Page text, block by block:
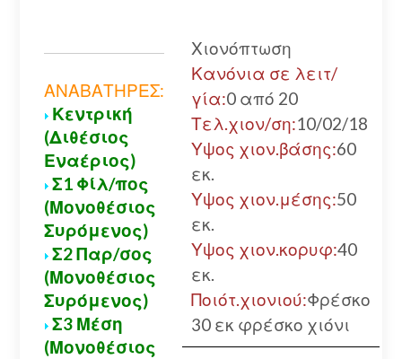
ΑΝΑΒΑΤΗΡΕΣ:
Κεντρική
(Διθέσιος
Εναέριος)
Σ1 Φίλ/πος
(Μονοθέσιος
Συρόμενος)
Σ2 Παρ/σος
(Μονοθέσιος
Συρόμενος)
Σ3 Μέση
(Μονοθέσιος
Χιονόπτωση
Κανόνια σε λειτ/
γία:0 από 20
Τελ.χιον/ση:10/02/18
Υψος χιον.βάσης:60
εκ.
Υψος χιον.μέσης:50
εκ.
Υψος χιον.κορυφ:40
εκ.
Ποιότ.χιονιού:Φρέσκο
30 εκ φρέσκο χιόνι